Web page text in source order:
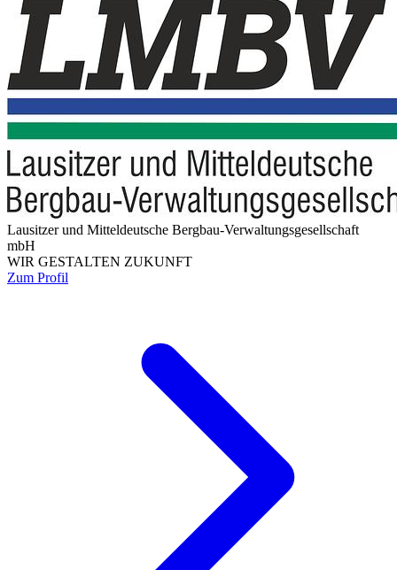
Lau­sit­zer und Mit­tel­deut­sche Berg­bau-Ver­wal­tungs­ge­sell­schaft
mbH
WIR GESTAL­TEN ZUKUNFT
Zum Profil